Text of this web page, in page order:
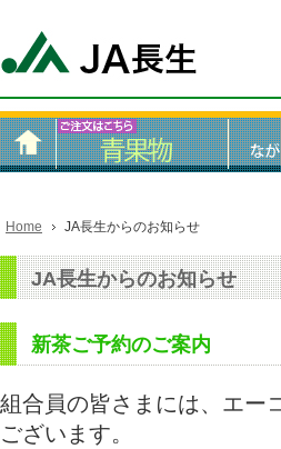
Home JA長生からのお知らせ
JA長生からのお知らせ
新茶ご予約のご案内
組合員の皆さまには、エー
ございます。